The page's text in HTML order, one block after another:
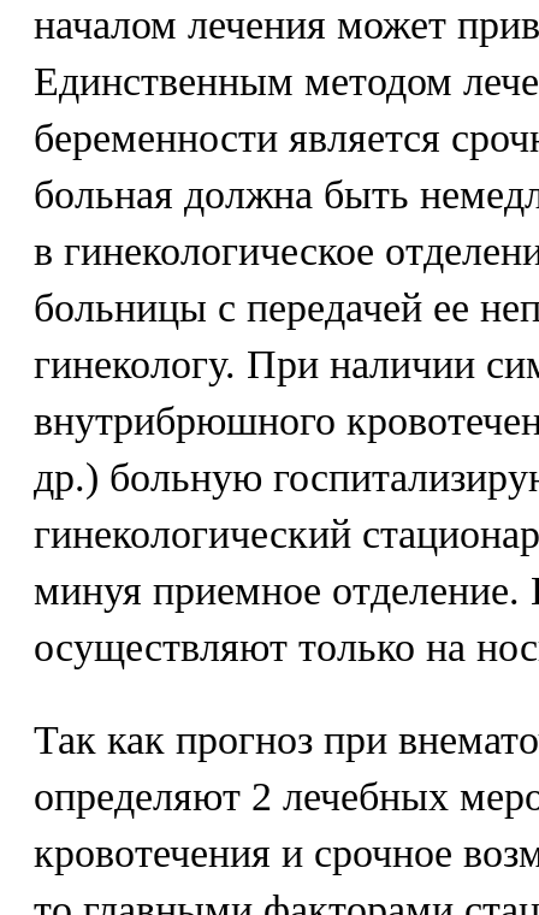
началом лечения может
Единственным методом
беременности является
больная должна быть
в гинекологическое
больницы с передачей ее
гинекологу. При наличии
внутрибрюшного
др.) больную
гинекологический
минуя приемное отделение.
осуществляют только на
Так как прогноз при
определяют 2 лечебных
кровотечения и срочное